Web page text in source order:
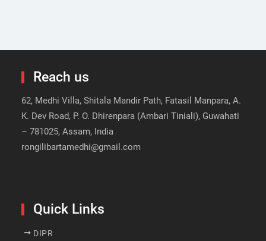
Reach us
62, Medhi Villa, Shitala Mandir Path, Fatasil Manpara, A.
K. Dev Road, P. O. Dhirenpara (Ambari Tiniali), Guwahati
– 781025, Assam, India
rongilibartamedhi@gmail.com
Quick Links
DIPR